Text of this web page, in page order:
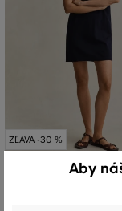
ZĽAVA -30 %
ŠATY GANT REG
Aby